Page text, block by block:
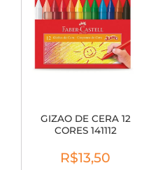
GIZAO DE CERA 12
CORES 141112
R$13,50